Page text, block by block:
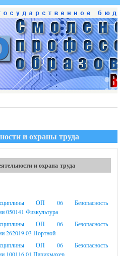
и охраны труда
и охрана труда
ОП 06 Безопасность
050141 Физкультура
ОП 06 Безопасность
262019.03 Портной
ОП 06 Безопасность
100116.01 Парикмахер